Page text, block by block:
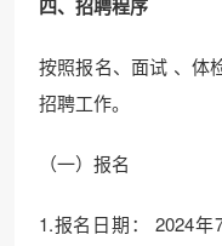
四、招聘程序
按照报名、面试 、体
招聘工作。
（一）报名
1.报名日期： 2024年